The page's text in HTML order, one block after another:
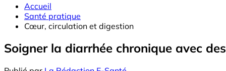
Accueil
Santé pratique
Cœur, circulation et digestion
Soigner la diarrhée chronique avec